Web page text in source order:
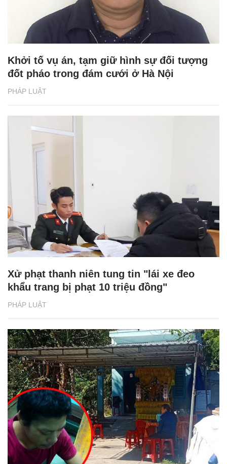
PHÁP LUẬT
Khởi tố vụ án, tạm giữ hình sự đối tượng
đốt pháo trong đám cưới ở Hà Nội
PHÁP LUẬT
Xử phạt thanh niên tung tin "lái xe đeo
khẩu trang bị phạt 10 triệu đồng"